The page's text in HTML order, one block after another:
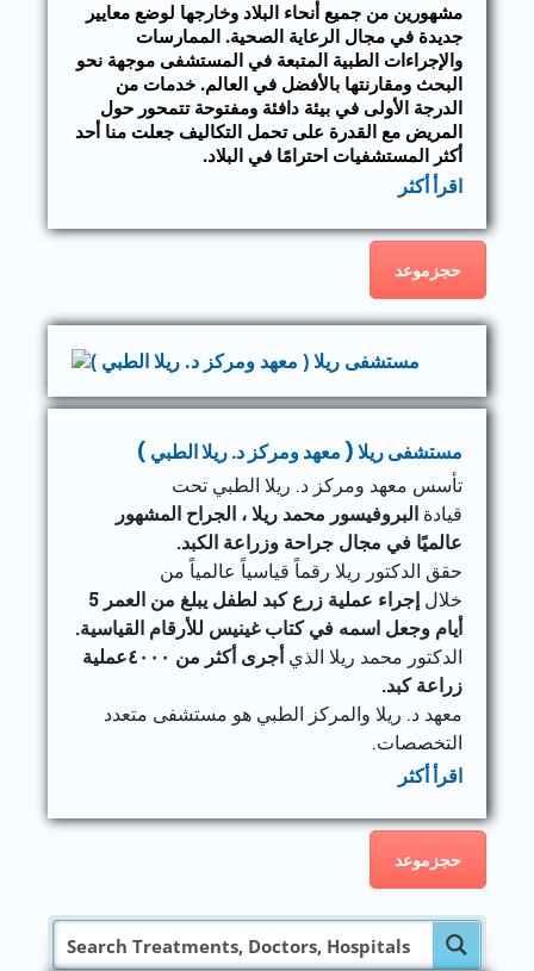
مشهورين من جميع أنحاء البلاد وخارجها لوضع معايير
جديدة في مجال الرعاية الصحية. الممارسات
والإجراءات الطبية المتبعة في المستشفى موجهة نحو
البحث ومقارنتها بالأفضل في العالم. خدمات من
الدرجة الأولى في بيئة دافئة ومفتوحة تتمحور حول
المريض مع القدرة على تحمل التكاليف جعلت منا أحد
أكثر المستشفيات احترامًا في البلاد.
اقرأ أكثر
حجزموعد
مستشفى ريلا ( معهد ومركز د. ريلا الطبي )
تأسس معهد ومركز د. ريلا الطبي تحت
قيادة البروفيسور محمد ريلا ، الجراح المشهور
عالميًا في مجال جراحة وزراعة الكبد.
حقق الدكتور ريلا رقماً قياسياً عالمياً من
خلال
إجراء عملية زرع كبد لطفل يبلغ من العمر 5
أيام وجعل اسمه في كتاب غينيس للأرقام القياسية.
الدكتور محمد ريلا الذي
أجرى أكثر من ٤٠٠٠عملية
زراعة كبد.
معهد د. ريلا والمركز الطبي هو مستشفى متعدد
التخصصات.
اقرأ أكثر
حجزموعد